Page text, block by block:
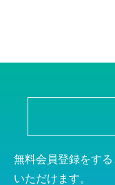
無料会員登録をす
いただけます。